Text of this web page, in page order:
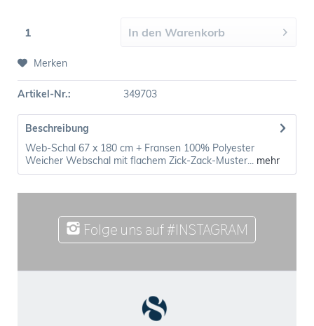
In den Warenkorb
Merken
Artikel-Nr.: 349703
Beschreibung
Web-Schal 67 x 180 cm + Fransen 100% Polyester
Weicher Webschal mit flachem Zick-Zack-Muster... mehr
Folge uns auf #INSTAGRAM